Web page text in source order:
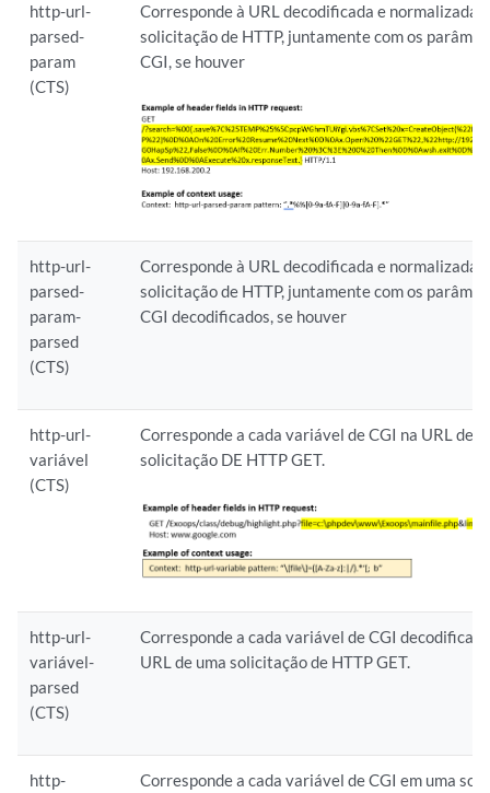
http-url-
parsed-
param
(CTS)
Corresponde à URL decodificada e normalizada
solicitação de HTTP, juntamente com os
CGI, se houver
http-url-
parsed-
param-
parsed
(CTS)
Corresponde à URL decodificada e normalizada
solicitação de HTTP, juntamente com os
CGI decodificados, se houver
http-url-
variável
(CTS)
Corresponde a cada variável de CGI na URL de
solicitação DE HTTP GET.
http-url-
variável-
parsed
(CTS)
Corresponde a cada variável de CGI
URL de uma solicitação de HTTP GET.
http-
Corresponde a cada variável de CGI em uma